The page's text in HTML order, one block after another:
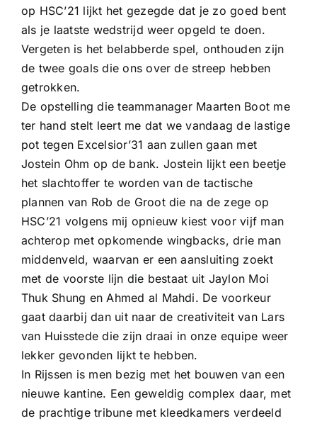
op HSC’21 lijkt het gezegde dat je zo goed bent
als je laatste wedstrijd weer opgeld te doen.
Vergeten is het belabberde spel, onthouden zijn
de twee goals die ons over de streep hebben
getrokken.
De opstelling die teammanager Maarten Boot me
ter hand stelt leert me dat we vandaag de lastige
pot tegen Excelsior’31 aan zullen gaan met
Jostein Ohm op de bank. Jostein lijkt een beetje
het slachtoffer te worden van de tactische
plannen van Rob de Groot die na de zege op
HSC’21 volgens mij opnieuw kiest voor vijf man
achterop met opkomende wingbacks, drie man
middenveld, waarvan er een aansluiting zoekt
met de voorste lijn die bestaat uit Jaylon Moi
Thuk Shung en Ahmed al Mahdi. De voorkeur
gaat daarbij dan uit naar de creativiteit van Lars
van Huisstede die zijn draai in onze equipe weer
lekker gevonden lijkt te hebben.
In Rijssen is men bezig met het bouwen van een
nieuwe kantine. Een geweldig complex daar, met
de prachtige tribune met kleedkamers verdeeld